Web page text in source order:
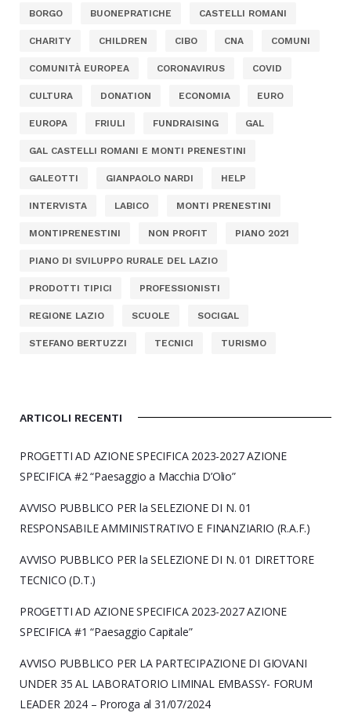
BORGO BUONEPRATICHE CASTELLI ROMANI
CHARITY CHILDREN CIBO CNA COMUNI
COMUNITÀ EUROPEA CORONAVIRUS COVID
CULTURA DONATION ECONOMIA EURO
EUROPA FRIULI FUNDRAISING GAL
GAL CASTELLI ROMANI E MONTI PRENESTINI
GALEOTTI GIANPAOLO NARDI HELP
INTERVISTA LABICO MONTI PRENESTINI
MONTIPRENESTINI NON PROFIT PIANO 2021
PIANO DI SVILUPPO RURALE DEL LAZIO
PRODOTTI TIPICI PROFESSIONISTI
REGIONE LAZIO SCUOLE SOCIGAL
STEFANO BERTUZZI TECNICI TURISMO
ARTICOLI RECENTI
PROGETTI AD AZIONE SPECIFICA 2023-2027 AZIONE
SPECIFICA #2 “Paesaggio a Macchia D’Olio”
AVVISO PUBBLICO PER la SELEZIONE DI N. 01
RESPONSABILE AMMINISTRATIVO E FINANZIARIO (R.A.F.)
AVVISO PUBBLICO PER la SELEZIONE DI N. 01 DIRETTORE
TECNICO (D.T.)
PROGETTI AD AZIONE SPECIFICA 2023-2027 AZIONE
SPECIFICA #1 “Paesaggio Capitale”
AVVISO PUBBLICO PER LA PARTECIPAZIONE DI GIOVANI
UNDER 35 AL LABORATORIO LIMINAL EMBASSY- FORUM
LEADER 2024 – Proroga al 31/07/2024